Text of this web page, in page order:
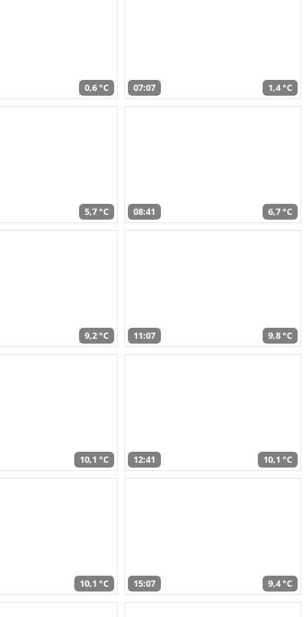
0,6 °C 07:07 1,4 °C
5,7 °C 08:41 6,7 °C
9,2 °C 11:07 9,8 °C
10,1 °C 12:41 10,1 °C
10,1 °C 15:07 9,4 °C